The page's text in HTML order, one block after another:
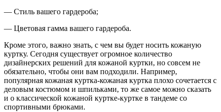
— Стиль вашего гардероба;
— Цветовая гамма вашего гардероба.
Кроме этого, важно знать, с чем вы будет носить кожаную
куртку. Сегодня существует огромное количество
дизайнерских решений для кожаной куртки, но совсем не
обязательно, чтобы они вам подходили. Например,
популярная кожаная куртка-кожаная куртка плохо сочетается с
деловым костюмом и шпильками, то же самое можно сказать
и о классической кожаной куртке-куртке в тандеме со
спортивными брюками.